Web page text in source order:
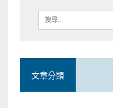
文章分類